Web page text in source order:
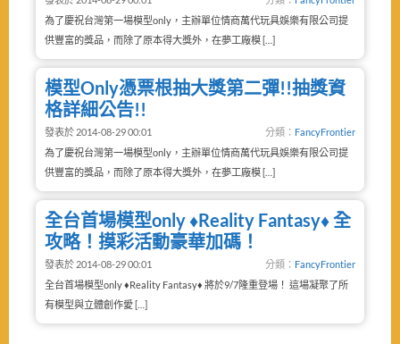
為了慶祝台灣第一場模型only，主辦單位情商萬代玩具娛樂有限公司提
供豐富的獎品，而除了原本得大獎外，在夢工廠模 […]
模型Only憑票根抽大獎第二彈!!抽獎資
格詳細公告!!
發表於 2014-08-29 00:01 分類： FancyFrontier
為了慶祝台灣第一場模型only，主辦單位情商萬代玩具娛樂有限公司提
供豐富的獎品，而除了原本得大獎外，在夢工廠模 […]
全台首場模型only ♦Reality Fantasy♦ 全
攻略！摸彩活動豪華加碼！
發表於 2014-08-29 00:01 分類： FancyFrontier
全台首場模型only ♦Reality Fantasy♦ 將於9/7隆重登場！ 這場凝聚了所
有模型與立體創作愛 […]